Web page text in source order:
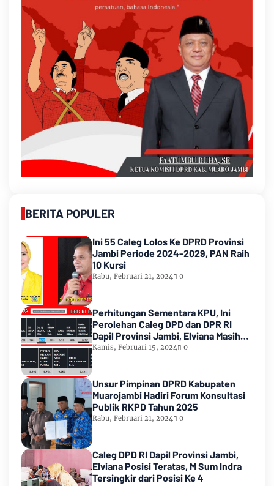
BERITA POPULER
Ini 55 Caleg Lolos Ke DPRD Provinsi
Jambi Periode 2024-2029, PAN Raih
10 Kursi
Rabu, Februari 21, 2024 0
Perhitungan Sementara KPU, Ini
Perolehan Caleg DPD dan DPR RI
Dapil Provinsi Jambi, Elviana Masih
Urutan Kedua Teratas
Kamis, Februari 15, 2024 0
Unsur Pimpinan DPRD Kabupaten
Muarojambi Hadiri Forum Konsultasi
Publik RKPD Tahun 2025
Rabu, Februari 21, 2024 0
Caleg DPD RI Dapil Provinsi Jambi,
Elviana Posisi Teratas, M Sum Indra
Tersingkir dari Posisi Ke 4